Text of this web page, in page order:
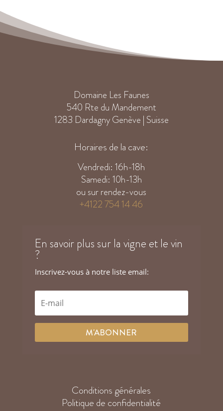
Domaine Les Faunes
540 Rte du Mandement
1283 Dardagny Genève | Suisse
Horaires de la cave:
Vendredi: 16h-18h
Samedi: 10h-13h
ou sur rendez-vous
+4122 754 14 46
En savoir plus sur la vigne et le vin
?
Inscrivez-vous à notre liste email:
M'ABONNER
Conditions générales
Politique de confidentialité